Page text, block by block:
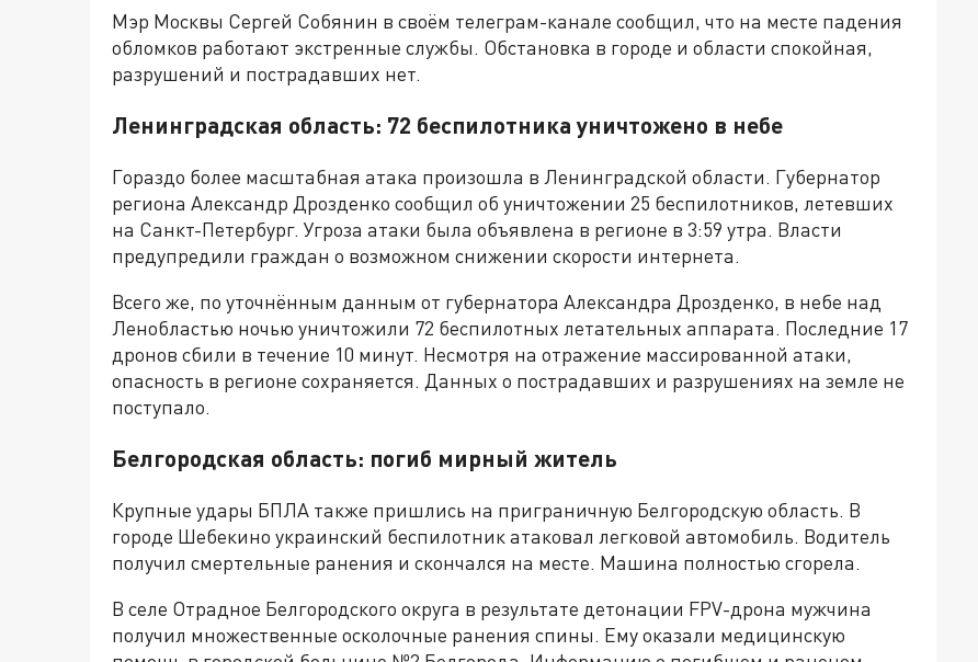
Мэр Москвы Сергей Собянин в своём телеграм-канале сообщил, что на месте падения
обломков работают экстренные службы. Обстановка в городе и области спокойная,
разрушений и пострадавших нет.
Ленинградская область: 72 беспилотника уничтожено в небе
Гораздо более масштабная атака произошла в Ленинградской области. Губернатор
региона Александр Дрозденко сообщил об уничтожении 25 беспилотников, летевших
на Санкт-Петербург. Угроза атаки была объявлена в регионе в 3:59 утра. Власти
предупредили граждан о возможном снижении скорости интернета.
Всего же, по уточнённым данным от губернатора Александра Дрозденко, в небе над
Ленобластью ночью уничтожили 72 беспилотных летательных аппарата. Последние 17
дронов сбили в течение 10 минут. Несмотря на отражение массированной атаки,
опасность в регионе сохраняется. Данных о пострадавших и разрушениях на земле не
поступало.
Белгородская область: погиб мирный житель
Крупные удары БПЛА также пришлись на приграничную Белгородскую область. В
городе Шебекино украинский беспилотник атаковал легковой автомобиль. Водитель
получил смертельные ранения и скончался на месте. Машина полностью сгорела.
В селе Отрадное Белгородского округа в результате детонации FPV-дрона мужчина
получил множественные осколочные ранения спины. Ему оказали медицинскую